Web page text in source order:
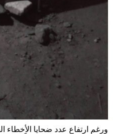
ورغم ارتفاع عدد ضحايا الأخطاء